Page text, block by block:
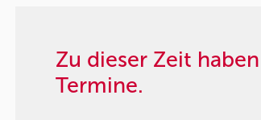
Zu dieser Zeit
Termine.